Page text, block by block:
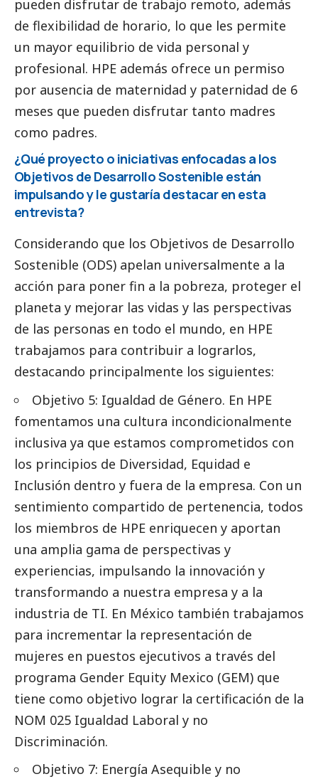
pueden disfrutar de trabajo remoto, además
de flexibilidad de horario, lo que les permite
un mayor equilibrio de vida personal y
profesional. HPE además ofrece un permiso
por ausencia de maternidad y paternidad de 6
meses que pueden disfrutar tanto madres
como padres.
¿Qué proyecto o iniciativas enfocadas a los
Objetivos de Desarrollo Sostenible están
impulsando y le gustaría destacar en esta
entrevista?
Considerando que los Objetivos de Desarrollo
Sostenible (ODS) apelan universalmente a la
acción para poner fin a la pobreza, proteger el
planeta y mejorar las vidas y las perspectivas
de las personas en todo el mundo, en HPE
trabajamos para contribuir a lograrlos,
destacando principalmente los siguientes:
Objetivo 5: Igualdad de Género. En HPE
fomentamos una cultura incondicionalmente
inclusiva ya que estamos comprometidos con
los principios de Diversidad, Equidad e
Inclusión dentro y fuera de la empresa. Con un
sentimiento compartido de pertenencia, todos
los miembros de HPE enriquecen y aportan
una amplia gama de perspectivas y
experiencias, impulsando la innovación y
transformando a nuestra empresa y a la
industria de TI. En México también trabajamos
para incrementar la representación de
mujeres en puestos ejecutivos a través del
programa Gender Equity Mexico (GEM) que
tiene como objetivo lograr la certificación de la
NOM 025 Igualdad Laboral y no
Discriminación.
Objetivo 7: Energía Asequible y no